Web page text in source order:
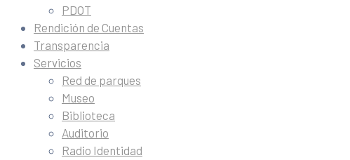
PDOT
Rendición de Cuentas
Transparencia
Servicios
Red de parques
Museo
Biblioteca
Auditorio
Radio Identidad